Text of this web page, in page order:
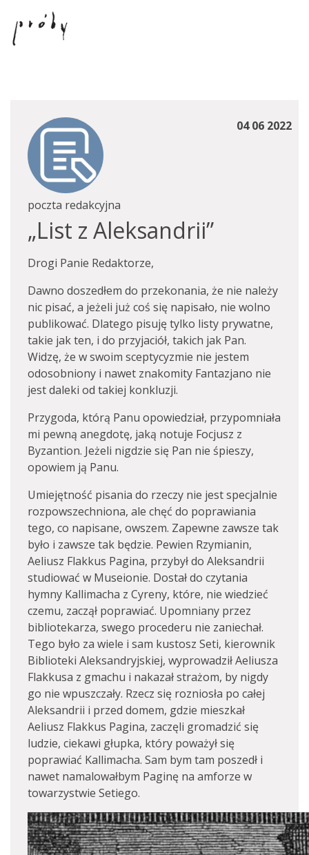
04 06 2022
poczta redakcyjna
„List z Aleksandrii”
Drogi Panie Redaktorze,
Dawno doszedłem do przekonania, że nie należy
nic pisać, a jeżeli już coś się napisało, nie wolno
publikować. Dlatego pisuję tylko listy prywatne,
takie jak ten, i do przyjaciół, takich jak Pan.
Widzę, że w swoim sceptycyzmie nie jestem
odosobniony i nawet znakomity Fantazjano nie
jest daleki od takiej konkluzji.
Przygoda, którą Panu opowiedział, przypomniała
mi pewną anegdotę, jaką notuje Focjusz z
Byzantion. Jeżeli nigdzie się Pan nie śpieszy,
opowiem ją Panu.
Umiejętność pisania do rzeczy nie jest specjalnie
rozpowszechniona, ale chęć do poprawiania
tego, co napisane, owszem. Zapewne zawsze tak
było i zawsze tak będzie. Pewien Rzymianin,
Aeliusz Flakkus Pagina, przybył do Aleksandrii
studiować w Museionie. Dostał do czytania
hymny Kallimacha z Cyreny, które, nie wiedzieć
czemu, zaczął poprawiać. Upomniany przez
bibliotekarza, swego procederu nie zaniechał.
Tego było za wiele i sam kustosz Seti, kierownik
Biblioteki Aleksandryjskiej, wyprowadził Aeliusza
Flakkusa z gmachu i nakazał strażom, by nigdy
go nie wpuszczały. Rzecz się rozniosła po całej
Aleksandrii i przed domem, gdzie mieszkał
Aeliusz Flakkus Pagina, zaczęli gromadzić się
ludzie, ciekawi głupka, który poważył się
poprawiać Kallimacha. Sam bym tam poszedł i
nawet namalowałbym Paginę na amforze w
towarzystwie Setiego.